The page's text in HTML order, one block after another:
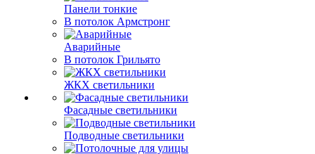
Панели тонкие
В потолок Армстронг
Аварийные
В потолок Грильято
ЖКХ светильники
Фасадные светильники
Подводные светильники